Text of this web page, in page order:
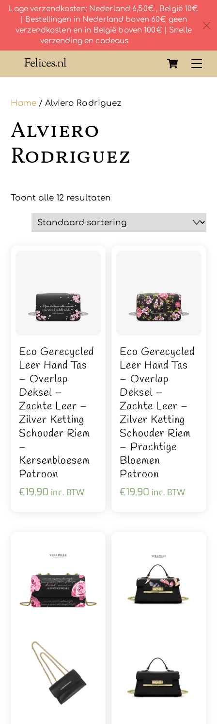
Lage verzendkosten: Nederland 6,50€ , België 10€
| Bestellingen in Nederland boven 60€ geen
verzendkosten en in België boven 100€ | Snelle
verzending en cadeaus
c
Cart
Felices.nl
Home/ Alviero Rodriguez
Alviero
Rodriguez
Toont alle 12 resultaten
Eco Gerecycled
Leer Hand Tas
– Overlap
Deksel –
Zachte Leer –
Zilver Ketting
Schouder Riem
–
Kersenbloesem
Patroon
€19,90 inc. BTW
Eco Gerecycled
Leer Hand Tas
– Overlap
Deksel –
Zachte Leer –
Zilver Ketting
Schouder Riem
– Prachtige
Bloemen
Patroon
€19,90 inc. BTW